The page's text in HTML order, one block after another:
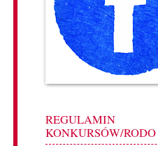
REGULAMIN
KONKURSÓW/RODO